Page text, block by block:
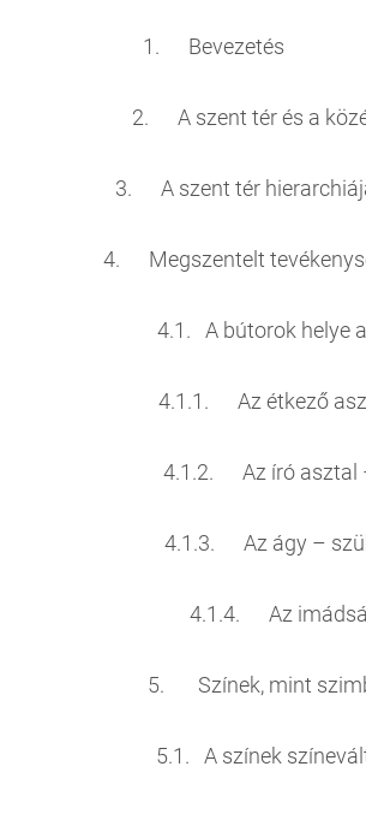
1.
2. A szent
3. A szent tér
4. Megszentelt
4.1. A
4.1.1. Az
4.1.2. Az író
4.1.3. Az ágy
4.1.4.
5. Színek,
5.1. A